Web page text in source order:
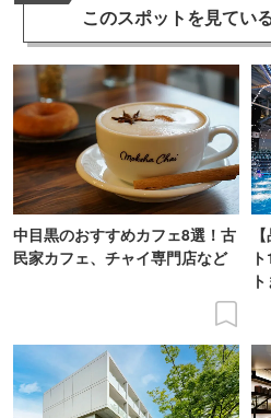
このスポットを見てい
中目黒のおすすめカフェ8選！古
民家カフェ、チャイ専門店など